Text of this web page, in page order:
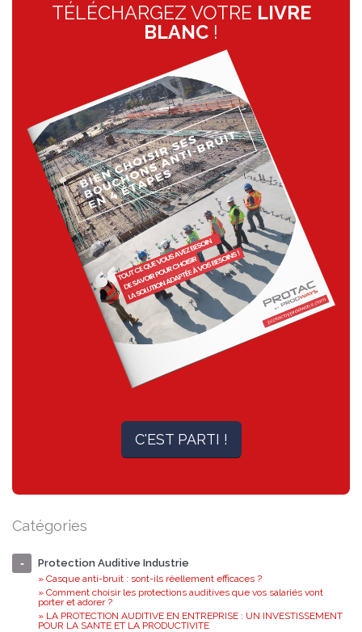
TÉLÉCHARGEZ VOTRE LIVRE
BLANC !
C'EST PARTI !
Catégories
Protection Auditive Industrie
» Casque anti-bruit : sont-ils réellement efficaces ?
» Comment choisir les protections auditives que vos salariés vont
porter et adorer ?
» LA PROTECTION AUDITIVE EN ENTREPRISE : UN INVESTISSEMENT
POUR LA SANTE ET LA PRODUCTIVITE